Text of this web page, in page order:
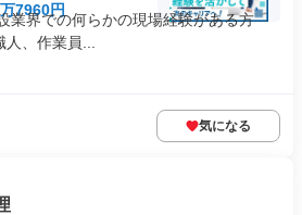
7960円
業界での何らかの現場経験がある方
人、作業員...
気になる